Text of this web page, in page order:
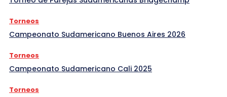
Torneos
Campeonato Sudamericano Buenos Aires 2026
Torneos
Campeonato Sudamericano Cali 2025
Torneos